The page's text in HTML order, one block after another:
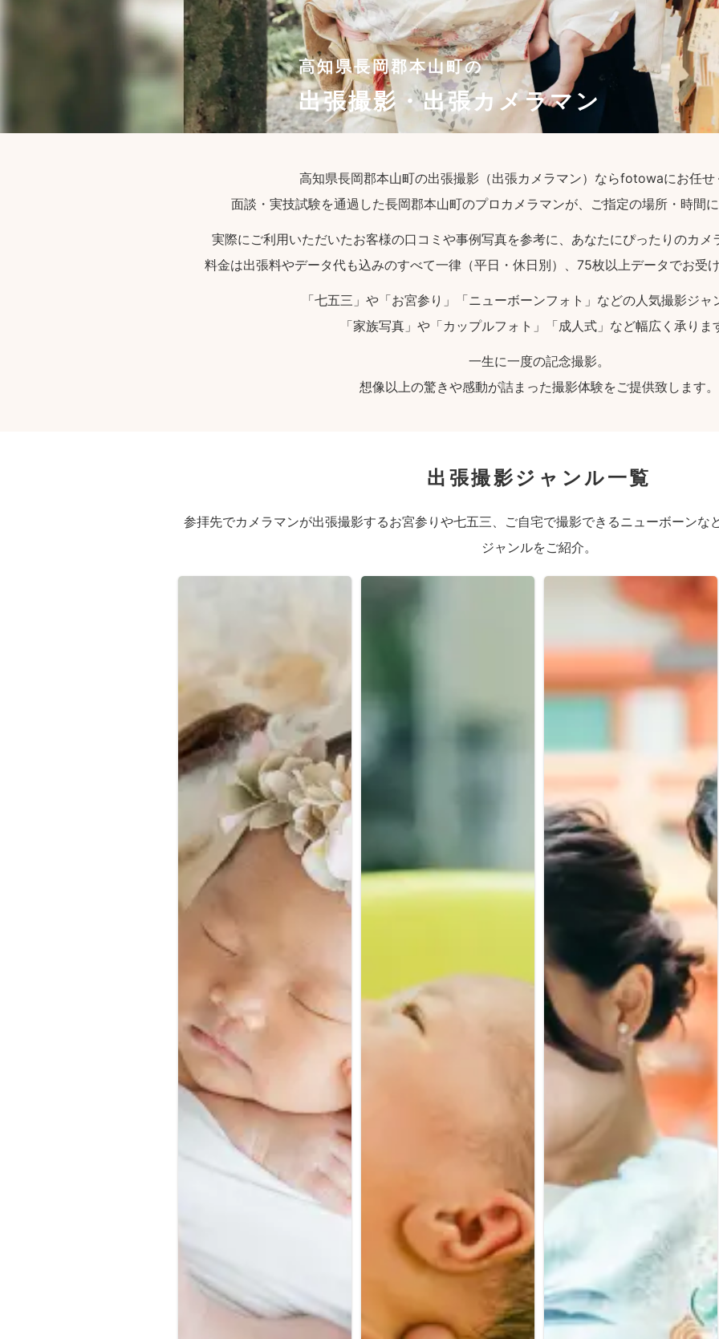
高知県長岡郡本山町の
出張撮影・出張カメラマン
高知県長岡郡本山町の出張撮影（出張カメラマン）ならfotowaにお任せ
面談・実技試験を通過した長岡郡本山町のプロカメラマンが、ご指定の場所・時間
実際にご利用いただいたお客様の口コミや事例写真を参考に、あなたにぴったりのカメ
料金は出張料やデータ代も込みのすべて一律（平日・休日別）、75枚以上データでお受
「七五三」や「お宮参り」「ニューボーンフォト」などの人気撮影ジャ
「家族写真」や「カップルフォト」「成人式」など幅広く承りま
一生に一度の記念撮影。
想像以上の驚きや感動が詰まった撮影体験をご提供致します。
出張撮影ジャンル一覧
参拝先でカメラマンが出張撮影するお宮参りや七五三、ご自宅で撮影できるニューボーン
ジャンルをご紹介。